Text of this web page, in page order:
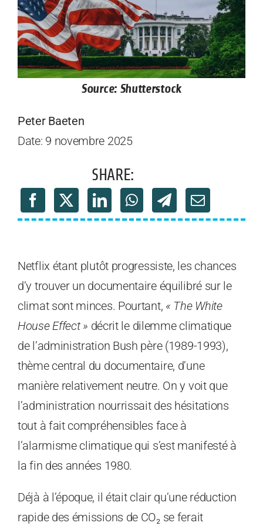
Source: Shutterstock
Peter Baeten
Date: 9 novembre 2025
SHARE:
Netflix étant plutôt progressiste, les chances
d’y trouver un documentaire équilibré sur le
climat sont minces. Pourtant, « The White
House Effect » décrit le dilemme climatique
de l’administration Bush père (1989-1993),
thème central du documentaire, d’une
manière relativement neutre. On y voit que
l’administration nourrissait des hésitations
tout à fait compréhensibles face à
l’alarmisme climatique qui s’est manifesté à
la fin des années 1980.
Déjà à l’époque, il était clair qu’une réduction
rapide des émissions de CO₂ se ferait